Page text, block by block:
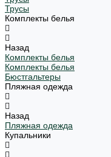
Трусы
Комплекты белья
Назад
Комплекты белья
Комплекты белья
Бюстгальтеры
Пляжная одежда
Назад
Пляжная одежда
Купальники